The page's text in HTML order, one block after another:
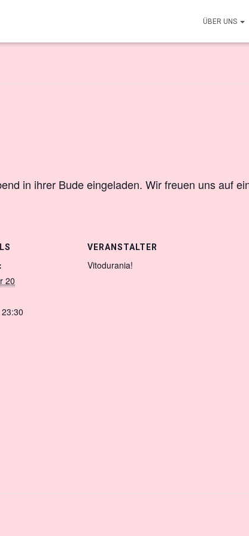
ÜBER UNS
in ihrer Bude eingeladen. Wir freuen uns auf
20
VERANSTALTER
Vitodurania!